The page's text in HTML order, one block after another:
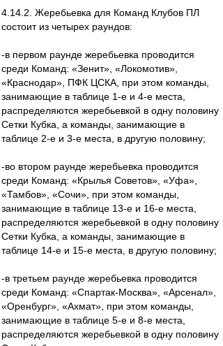
4.14.2. Жеребьевка для Команд Клубов ПЛ
состоит из четырех раундов:
-в первом раунде жеребьевка проводится
среди Команд: «Зенит», «Локомотив»,
«Краснодар», ПФК ЦСКА, при этом команды,
занимающие в таблице 1-е и 4-е места,
распределяются жеребьевкой в одну половину
Сетки Кубка, а команды, занимающие в
таблице 2-е и 3-е места, в другую половину;
-во втором раунде жеребьевка проводится
среди Команд: «Крылья Советов», «Уфа»,
«Тамбов», «Сочи», при этом команды,
занимающие в таблице 13-е и 16-е места,
распределяются жеребьевкой в одну половину
Сетки Кубка, а команды, занимающие в
таблице 14-е и 15-е места, в другую половину;
-в третьем раунде жеребьевка проводится
среди Команд: «Спартак-Москва», «Арсенал»,
«Оренбург», «Ахмат», при этом команды,
занимающие в таблице 5-е и 8-е места,
распределяются жеребьевкой в одну половину